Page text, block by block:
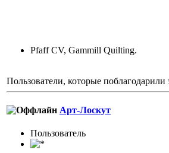
Pfaff CV, Gammill Quilting.
Пользователи, которые поблагодарили
Арт-Лоскут
Пользовaтeль